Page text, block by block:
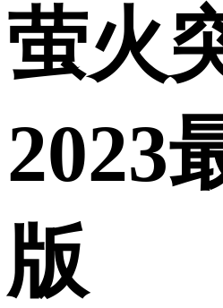
萤火
2023
版